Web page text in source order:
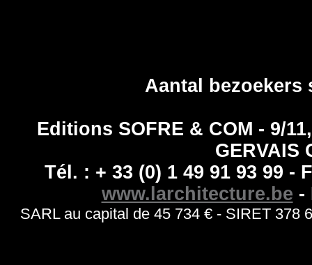
Aantal
Editions SOFRE & COM - 9/
GERVAIS
Tél. : + 33 (0) 1 49 91 93 99 -
www.larchitecture.be -
SARL au capital de 45 734 € - SIRET 378